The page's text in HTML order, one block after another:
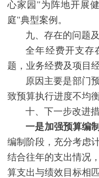
心家园"为阵地开展
庭"典型案例。
九、存在的问题
全年经费开支存
题，业务经费及项目
原因主要是部门
致预算执行进度不均衡
十、下一步改进
一是加强预算编
编制阶段，充分考虑
结合往年的支出情况
算支出与绩效目标相匹